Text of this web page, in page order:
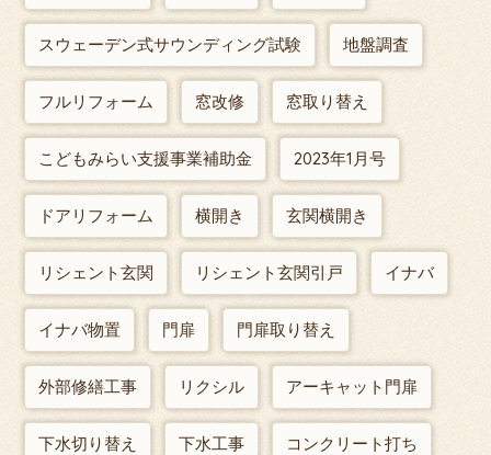
スウェーデン式サウンディング試験 地盤調査
フルリフォーム 窓改修 窓取り替え
こどもみらい支援事業補助金 2023年1月号
ドアリフォーム 横開き 玄関横開き
リシェント玄関 リシェント玄関引戸 イナバ
イナバ物置 門扉 門扉取り替え
外部修繕工事 リクシル アーキャット門扉
下水切り替え 下水工事 コンクリート打ち